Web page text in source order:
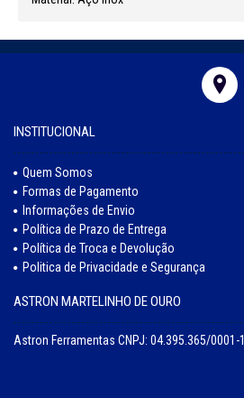
INSTITUCIONAL
Quem Somos
Formas de Pagamento
Informações de Envio
Política de Prazo de Entrega
Política de Troca e Devolução
Politica de Privacidade e Segurança
ASTRON MARTELINHO DE OURO
Astron Ferramentas CNPJ: 04.395.365/